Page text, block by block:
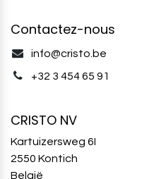
Contactez-nous
info@cristo.be
+32 3 454 65 91‬
CRISTO NV
Kartuizersweg 6I
2550 Kontich
België